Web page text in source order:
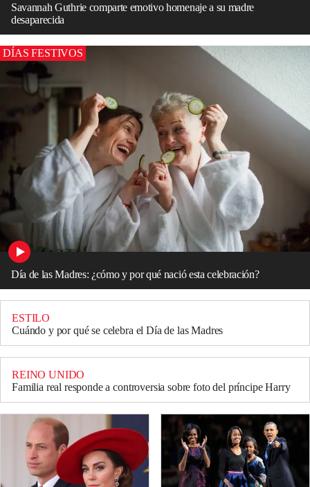
Savannah Guthrie comparte emotivo homenaje a su madre
desaparecida
DÍAS FESTIVOS
Día de las Madres: ¿cómo y por qué nació esta celebración?
ESTILO
Cuándo y por qué se celebra el Día de las Madres
REINO UNIDO
Familia real responde a controversia sobre foto del príncipe Harry